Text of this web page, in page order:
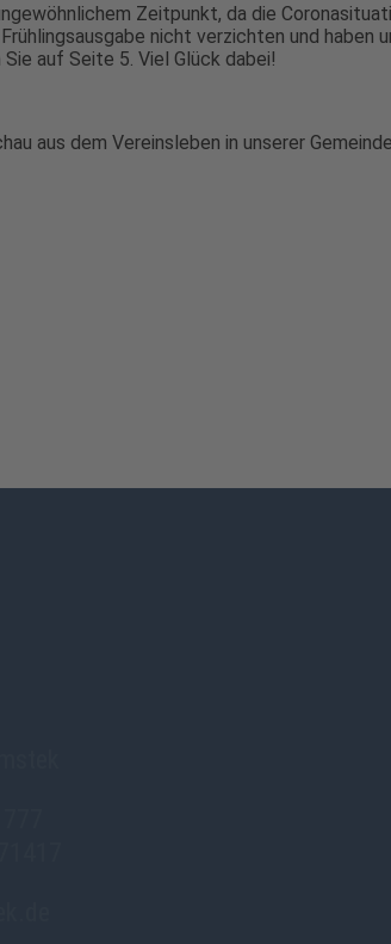
Zeitpunkt, da die
nicht verzichten und haben
auf Seite 5. Viel Glück dabei!
aus dem Vereinsleben in unserer